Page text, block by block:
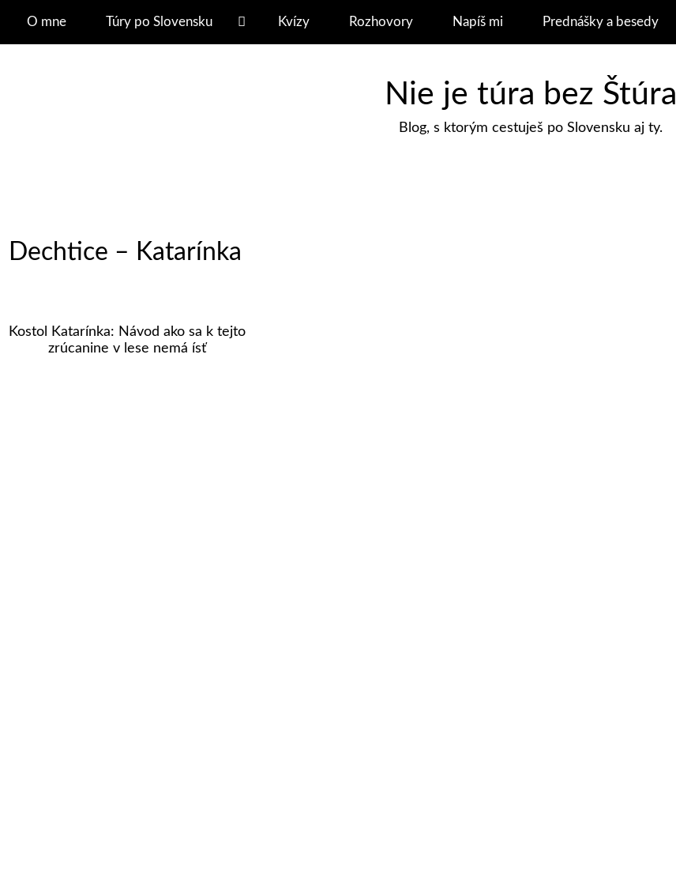
O mne Túry po Slovensku Kvízy Rozhovory Napíš mi Prednášky a besedy
Nie je túra bez Štúra
Blog, s ktorým cestuješ po Slovensku aj ty.
Dechtice – Katarínka
Kostol Katarínka: Návod ako sa k tejto
zrúcanine v lese nemá ísť